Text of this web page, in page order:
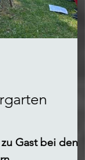
Gast bei den